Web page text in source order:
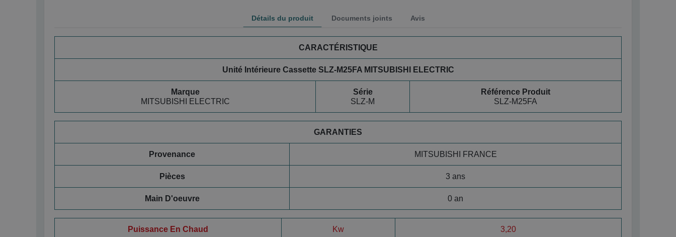
Détails du produit Documents joints Avis
CARACTÉRISTIQUE
Unité Intérieure Cassette SLZ-M25FA MITSUBISHI ELECTRIC
Marque
MITSUBISHI ELECTRIC
Série
SLZ-M
Référence Produit
SLZ-M25FA
GARANTIES
Provenance MITSUBISHI FRANCE
Pièces 3 ans
Main D'oeuvre 0 an
Puissance En Chaud Kw 3,20